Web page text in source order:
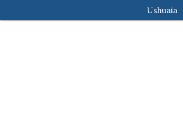
Ushuaia